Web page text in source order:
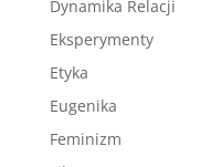
Dynamika Relacji
Eksperymenty
Etyka
Eugenika
Feminizm